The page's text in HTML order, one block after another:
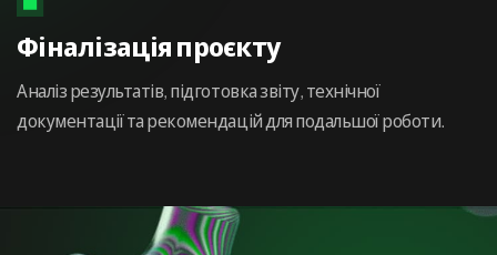
Фіналізація проєкту
Аналіз результатів, підготовка звіту, технічної
документації та рекомендацій для подальшої роботи.